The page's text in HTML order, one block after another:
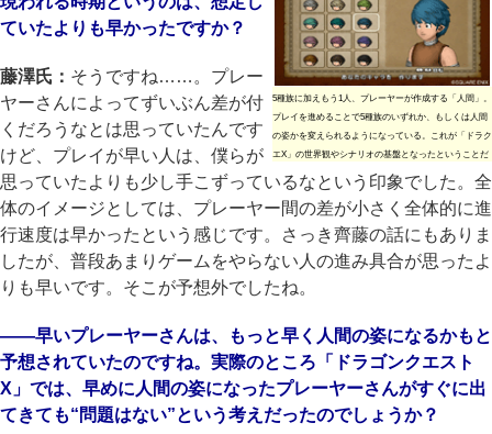
5種族に加えもう1人、プレーヤーが作成する「人間」。
プレイを進めることで5種族のいずれか、もしくは人間
の姿かを変えられるようになっている。これが「ドラク
エX」の世界観やシナリオの基盤となったということだ
ていたよりも早かったですか？
藤澤氏： そうですね……。プレー
ヤーさんによってずいぶん差が付
くだろうなとは思っていたんです
けど、プレイが早い人は、僕らが
思っていたよりも少し手こずっているなという印象でした。全
体のイメージとしては、プレーヤー間の差が小さく全体的に進
行速度は早かったという感じです。さっき齊藤の話にもありま
したが、普段あまりゲームをやらない人の進み具合が思ったよ
りも早いです。そこが予想外でしたね。
――早いプレーヤーさんは、もっと早く人間の姿になるかもと
予想されていたのですね。実際のところ「ドラゴンクエスト
X」では、早めに人間の姿になったプレーヤーさんがすぐに出
てきても“問題はない”という考えだったのでしょうか？